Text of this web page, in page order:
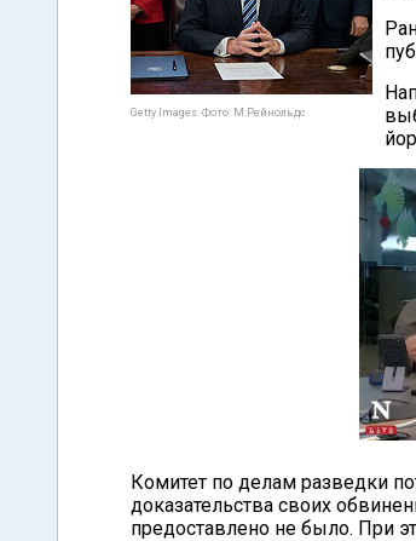
Getty Images. Фото: М.Рейнольдс
Комитет по делам разведки
доказательства своих
предоставлено не было. При